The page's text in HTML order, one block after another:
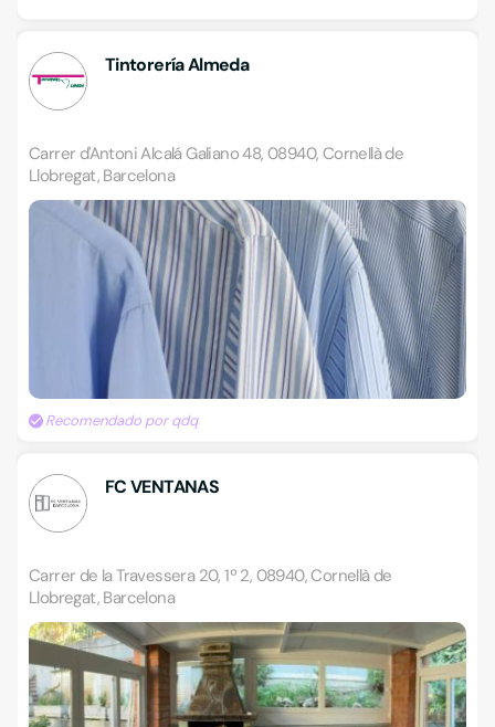
Tintorería Almeda
Carrer d'Antoni Alcalá Galiano 48, 08940, Cornellà de
Llobregat, Barcelona
Recomendado por qdq
FC VENTANAS
Carrer de la Travessera 20, 1º 2, 08940, Cornellà de
Llobregat, Barcelona